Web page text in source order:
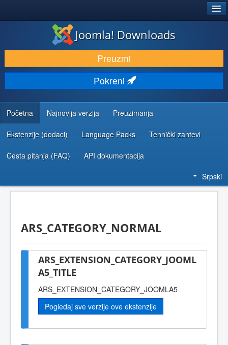
PREUZIMANJE I PROŠIRENJA (EKSTENZIJE)
OTKRIJTE I NAUČITE
ZAJEDNICA I PODRŠKA
RESURSI ZA RAZVOJ
Joomla! Downloads
Preuzmi
Pokreni
Početna Najnovija verzija Preuzimanja
Ekstenzije (dodaci) Language Packs Tehnički zahtevi
Česta pitanja (FAQ) API dokumentacija
Srpski
ARS_CATEGORY_NORMAL
ARS_EXTENSION_CATEGORY_JOOML
A5_TITLE
ARS_EXTENSION_CATEGORY_JOOMLA5
Pogledaj sve verzije ove ekstenzije